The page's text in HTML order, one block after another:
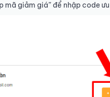
mã giảm giá” để nhập code